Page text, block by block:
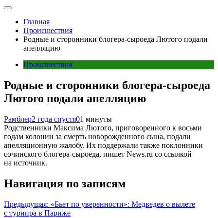
Главная
Происшествия
Родные и сторонники блогера-сыроеда Лютого подали
апелляцию
Происшествия
Родные и сторонники блогера-сыроеда
Лютого подали апелляцию
Рамблер2 года спустя01 минуты
Родственники Максима Лютого, приговоренного к восьми
годам колонии за смерть новорожденного сына, подали
апелляционную жалобу. Их поддержали также поклонники
сочинского блогера-сыроеда, пишет News.ru со ссылкой
на источник.
Навигация по записям
Предыдущая: «Бьет по уверенности»: Медведев о вылете
с турнира в Париже